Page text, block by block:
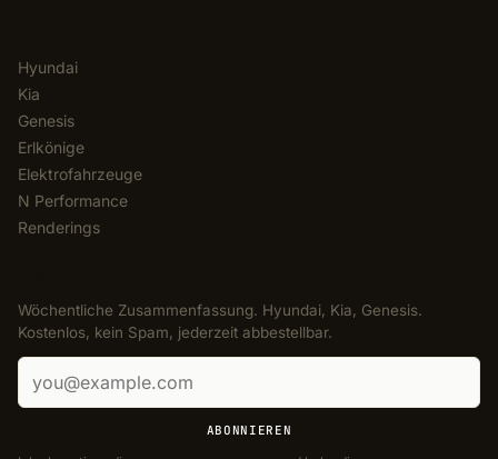
Hyundai
Kia
Genesis
Erlkönige
Elektrofahrzeuge
N Performance
Renderings
Wöchentliche Zusammenfassung. Hyundai, Kia, Genesis.
Kostenlos, kein Spam, jederzeit abbestellbar.
E-Mail-Adresse
ABONNIEREN